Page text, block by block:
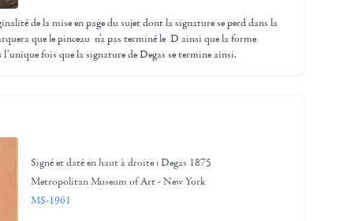
de la mise en page du sujet dont la signature se perd dans la
que le pinceau n'a pas terminé le D ainsi que la forme
fois que la signature de Degas se termine ainsi.
Signé et daté en haut à droite : Degas 1875
Metropolitan Museum of Art - New York
MS-1961